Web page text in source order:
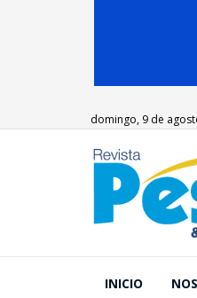
domingo, 9 de
INICIO